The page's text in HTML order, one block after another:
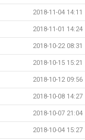
2018-11-04 14:11
2018-11-01 14:24
2018-10-22 08:31
2018-10-15 15:21
2018-10-12 09:56
2018-10-08 14:27
2018-10-07 21:04
2018-10-04 15:27